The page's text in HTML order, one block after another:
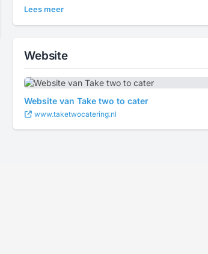
Lees meer
Website
Website van Take two to cater
www.taketwocatering.nl